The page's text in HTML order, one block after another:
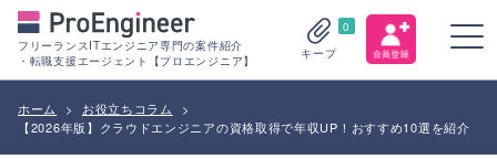
フリーランスITエンジニア専門の案件紹介
・転職支援エージェント【プロエンジニア】
0
キープ
ホーム > お役立ちコラム
>
【2026年版】クラウドエンジニアの資格取得で年収UP！おすすめ10選を紹介